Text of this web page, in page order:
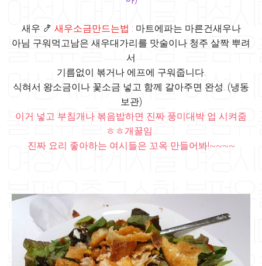
새우 🍤 새우소금만드는법 : 마트에파는 마른건새우나
아님 구워먹고남은 새우대가리를 맛술이나 청주 살짝 뿌려
서
기름없이 볶거나 에프에 구워줍니다.
식혀서 왕소금이나 꽃소금 넣고 함께 갈아주면 완성. (냉동
보관)
이거 넣고 부침개나 볶음밥하면 진짜 풍미대박 업 시켜줌
ㅎㅎ개꿀임..
진짜 요리 좋아하는 여시들은 꼬옥 만들어봐!~~~~